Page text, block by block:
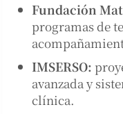
Fundación
programas de
IMSERSO:
avanzada y
clínica.